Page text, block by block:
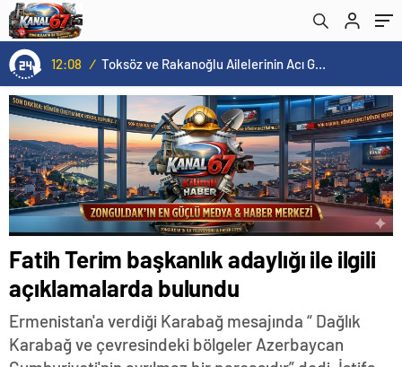
16:00 / ÜÇ HİLAL ALTINDA TARİHİ BULUŞMA! SEKİZ İL BAŞKANI BİR ARADA
Fatih Terim başkanlık adaylığı ile ilgili
açıklamalarda bulundu
Ermenistan'a verdiği Karabağ mesajında “ Dağlık
Karabağ ve çevresindeki bölgeler Azerbaycan